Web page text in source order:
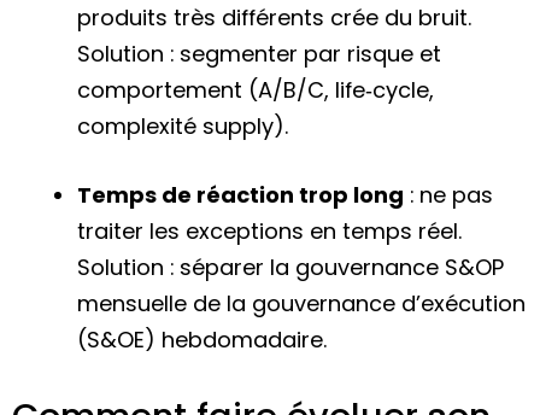
produits très différents crée du bruit.
Solution : segmenter par risque et
comportement (A/B/C, life‑cycle,
complexité supply).
Temps de réaction trop long : ne pas
traiter les exceptions en temps réel.
Solution : séparer la gouvernance S&OP
mensuelle de la gouvernance d’exécution
(S&OE) hebdomadaire.